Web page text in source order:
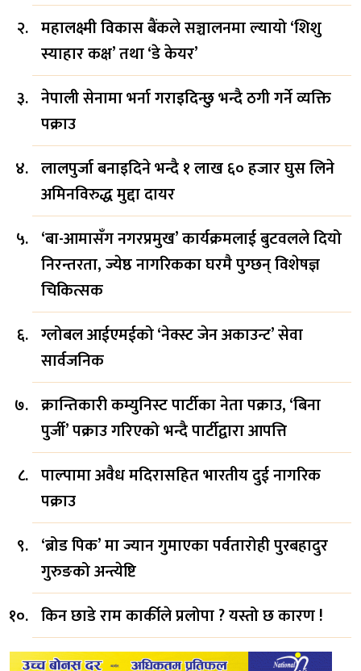
महालक्ष्मी विकास बैंकले सञ्चालनमा ल्यायो ‘शिशु
स्याहार कक्ष’ तथा ‘डे केयर’
नेपाली सेनामा भर्ना गराइदिन्छु भन्दै ठगी गर्ने व्यक्ति
पक्राउ
लालपुर्जा बनाइदिने भन्दै १ लाख ६० हजार घुस लिने
अमिनविरुद्ध मुद्दा दायर
‘बा-आमासँग नगरप्रमुख’ कार्यक्रमलाई बुटवलले दियो
निरन्तरता, ज्येष्ठ नागरिकका घरमै पुग्छन् विशेषज्ञ
चिकित्सक
ग्लोबल आईएमईको ‘नेक्स्ट जेन अकाउन्ट’ सेवा
सार्वजनिक
क्रान्तिकारी कम्युनिस्ट पार्टीका नेता पक्राउ, ‘बिना
पुर्जी’ पक्राउ गरिएको भन्दै पार्टीद्वारा आपत्ति
पाल्पामा अवैध मदिरासहित भारतीय दुई नागरिक
पक्राउ
‘ब्रोड पिक’ मा ज्यान गुमाएका पर्वतारोही पुरबहादुर
गुरुङको अन्त्येष्टि
किन छाडे राम कार्कीले प्रलोपा ? यस्तो छ कारण !